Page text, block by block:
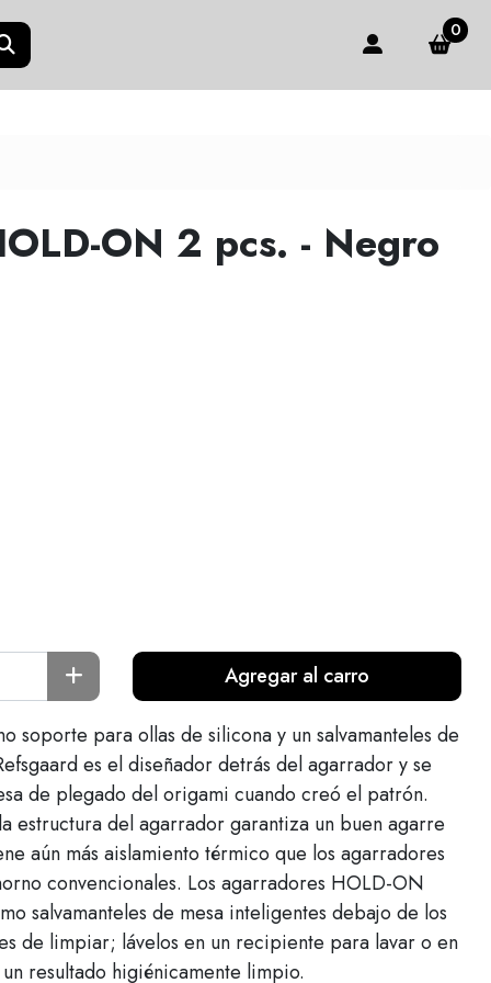
0
ON 2 pcs. - Negro
Agregar al carro
soporte para ollas de silicona y un salvamanteles de
es el diseñador detrás del agarrador y se
de plegado del origami cuando creó el patrón.
estructura del agarrador garantiza un buen agarre
aún más aislamiento térmico que los agarradores
convencionales. Los agarradores HOLD-ON
salvamanteles de mesa inteligentes debajo de los
de limpiar; lávelos en un recipiente para lavar o en
resultado higiénicamente limpio.